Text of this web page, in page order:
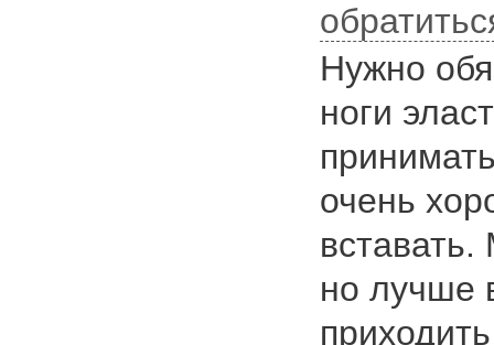
Нужно
ноги
очень
но лучше